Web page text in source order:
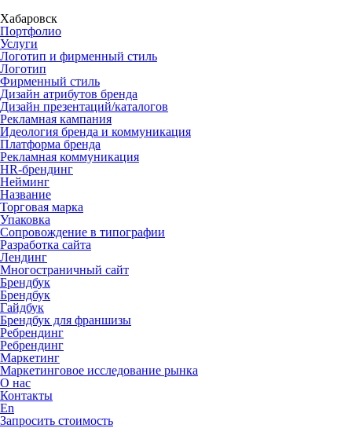
Хабаровск
Портфолио
Услуги
Логотип и фирменный стиль
Логотип
Фирменный стиль
Дизайн атрибутов бренда
Дизайн презентаций/каталогов
Рекламная кампания
Идеология бренда и коммуникация
Платформа бренда
Рекламная коммуникация
HR-брендинг
Нейминг
Название
Торговая марка
Упаковка
Сопровождение в типографии
Разработка сайта
Лендинг
Многостраничный сайт
Брендбук
Брендбук
Гайдбук
Брендбук для франшизы
Ребрендинг
Ребрендинг
Маркетинг
Маркетинговое исследование рынка
О нас
Контакты
En
Запросить стоимость